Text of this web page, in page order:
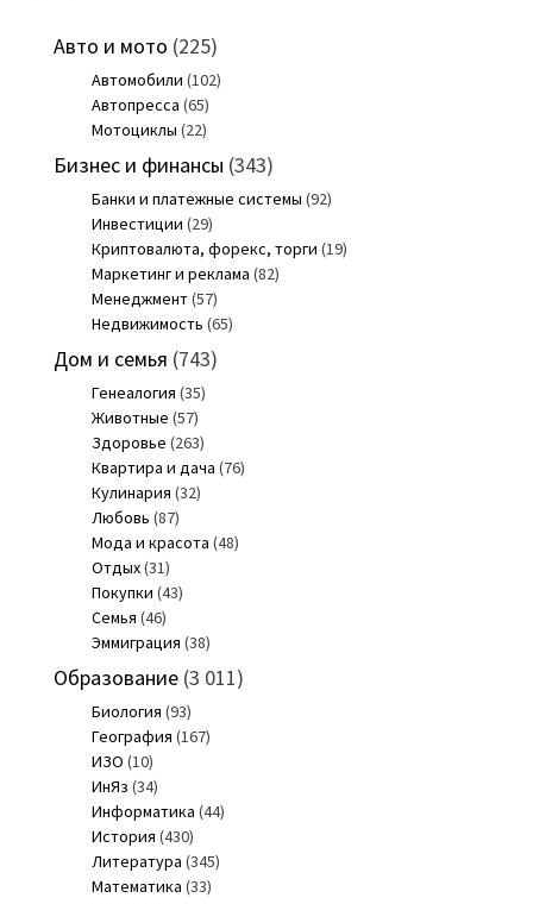
Авто и мото (225)
Автомобили (102)
Автопресса (65)
Мотоциклы (22)
Бизнес и финансы (343)
Банки и платежные системы (92)
Инвестиции (29)
Криптовалюта, форекс, торги (19)
Маркетинг и реклама (82)
Менеджмент(57)
Недвижимость (65)
Дом и семья (743)
Генеалогия (35)
Животные (57)
Здоровье (263)
Квартира и дача (76)
Кулинария (32)
Любовь (87)
Мода и красота (48)
Отдых(31)
Покупки (43)
Семья (46)
Эммиграция (38)
Образование(3 011)
Биология (93)
География (167)
ИЗО (10)
ИнЯз (34)
Информатика (44)
История (430)
Литература (345)
Математика (33)